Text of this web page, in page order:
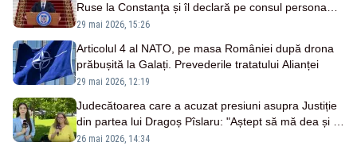
Ruse la Constanţa și îl declară pe consul persona
non grata
29 mai 2026, 15:26
Articolul 4 al NATO, pe masa României după drona
prăbușită la Galați. Prevederile tratatului Alianței
29 mai 2026, 12:19
Judecătoarea care a acuzat presiuni asupra Justiție
din partea lui Dragoș Pîslaru: "Aștept să mă dea și în
judecată. Este trist că s-a ajuns aici"
26 mai 2026, 14:34